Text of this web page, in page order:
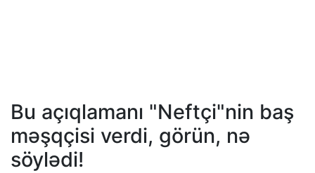
Bu açıqlamanı "Neftçi"nin baş
məşqçisi verdi, görün, nə
söylədi!